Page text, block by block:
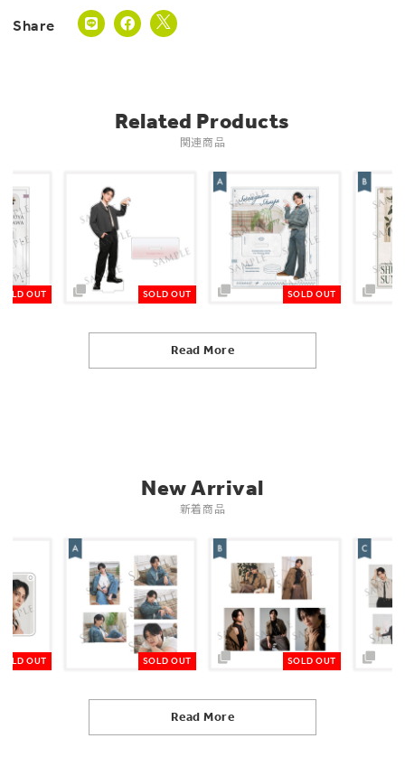
Related Products
関連商品
OUT SOLD OUT SOLD OUT
Read More
New Arrival
新着商品
OUT SOLD OUT SOLD OUT
Read More